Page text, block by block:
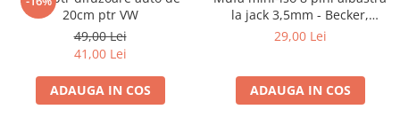
20cm ptr VW
49,00 Lei
41,00 Lei
ADAUGA IN COS
la jack 3,5mm - Becker,
Blaupunkt, VDO
29,00 Lei
ADAUGA IN COS